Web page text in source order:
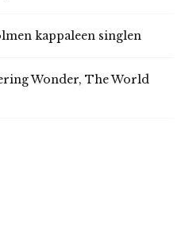
kappaleen singlen
Wonder, The World